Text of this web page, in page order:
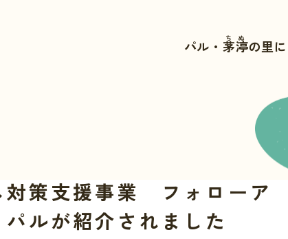
パル・ 茅渟
ちぬ
の里
対策支援事業 フォローア
ルが紹介されました